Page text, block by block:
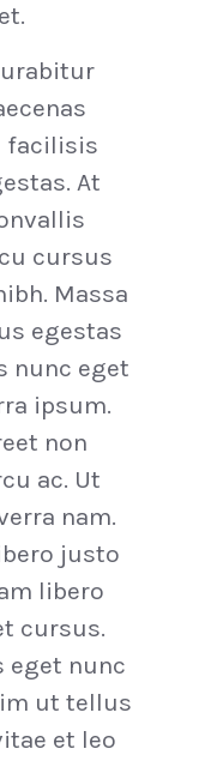
facilisis
At
cursus
Massa
egestas
nunc eget
ipsum.
non
ac. Ut
nam.
justo
libero
cursus.
eget nunc
ut tellus
et leo